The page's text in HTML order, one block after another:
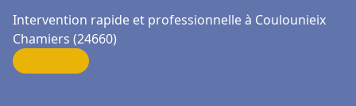
Intervention rapide et professionnelle à Coulounieix
Chamiers (24660)